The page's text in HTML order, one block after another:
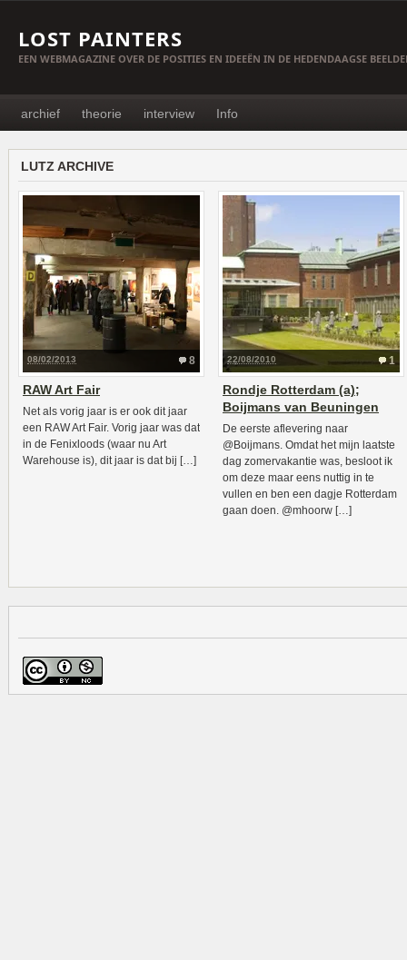
LOST PAINTERS
EEN WEBMAGAZINE OVER DE POSITIES EN IDEEËN IN DE HEDENDAAGSE
archief theorie interview Info
LUTZ ARCHIVE
8
08/02/2013
RAW Art Fair
Net als vorig jaar is er ook dit jaar
een RAW Art Fair. Vorig jaar was dat
in de Fenixloods (waar nu Art
Warehouse is), dit jaar is dat bij […]
1
22/08/2010
Rondje Rotterdam (a);
Boijmans van Beuningen
De eerste aflevering naar
@Boijmans. Omdat het mijn laatste
dag zomervakantie was, besloot ik
om deze maar eens nuttig in te
vullen en ben een dagje Rotterdam
gaan doen. @mhoorw […]